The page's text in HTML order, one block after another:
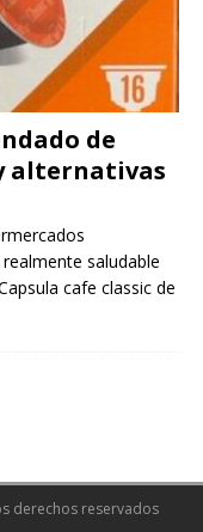
de
alternativas
saludable
cafe classic de
derechos reservados